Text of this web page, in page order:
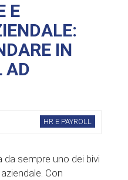
E
IN
AD
HR E PAYROLL
sempre uno dei bivi
Con